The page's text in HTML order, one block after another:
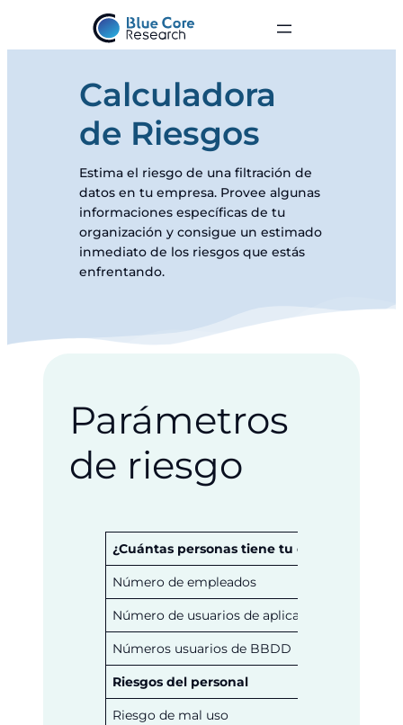
Calculadora
de Riesgos
Estima el riesgo de una filtración de
datos en tu empresa. Provee algunas
informaciones específicas de tu
organización y consigue un estimado
inmediato de los riesgos que estás
enfrentando.
Parámetros
de riesgo
¿Cuántas personas tiene tu organización?
Número de empleados
Número de usuarios de aplicación
Números usuarios de BBDD
Riesgos del personal
Riesgo de mal uso